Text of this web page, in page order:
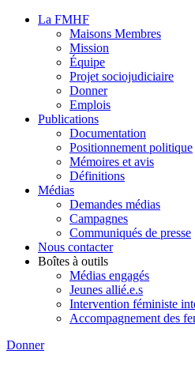
La FMHF
Maisons Membres
Mission
Équipe
Projet sociojudiciaire
Donner
Emplois
Publications
Documentation
Positionnement politique
Mémoires et avis
Définitions
Médias
Demandes médias
Campagnes
Communiqués de presse
Nous contacter
Boîtes à outils
Médias engagés
Jeunes allié.e.s
Intervention féministe
Accompagnement des
Donner